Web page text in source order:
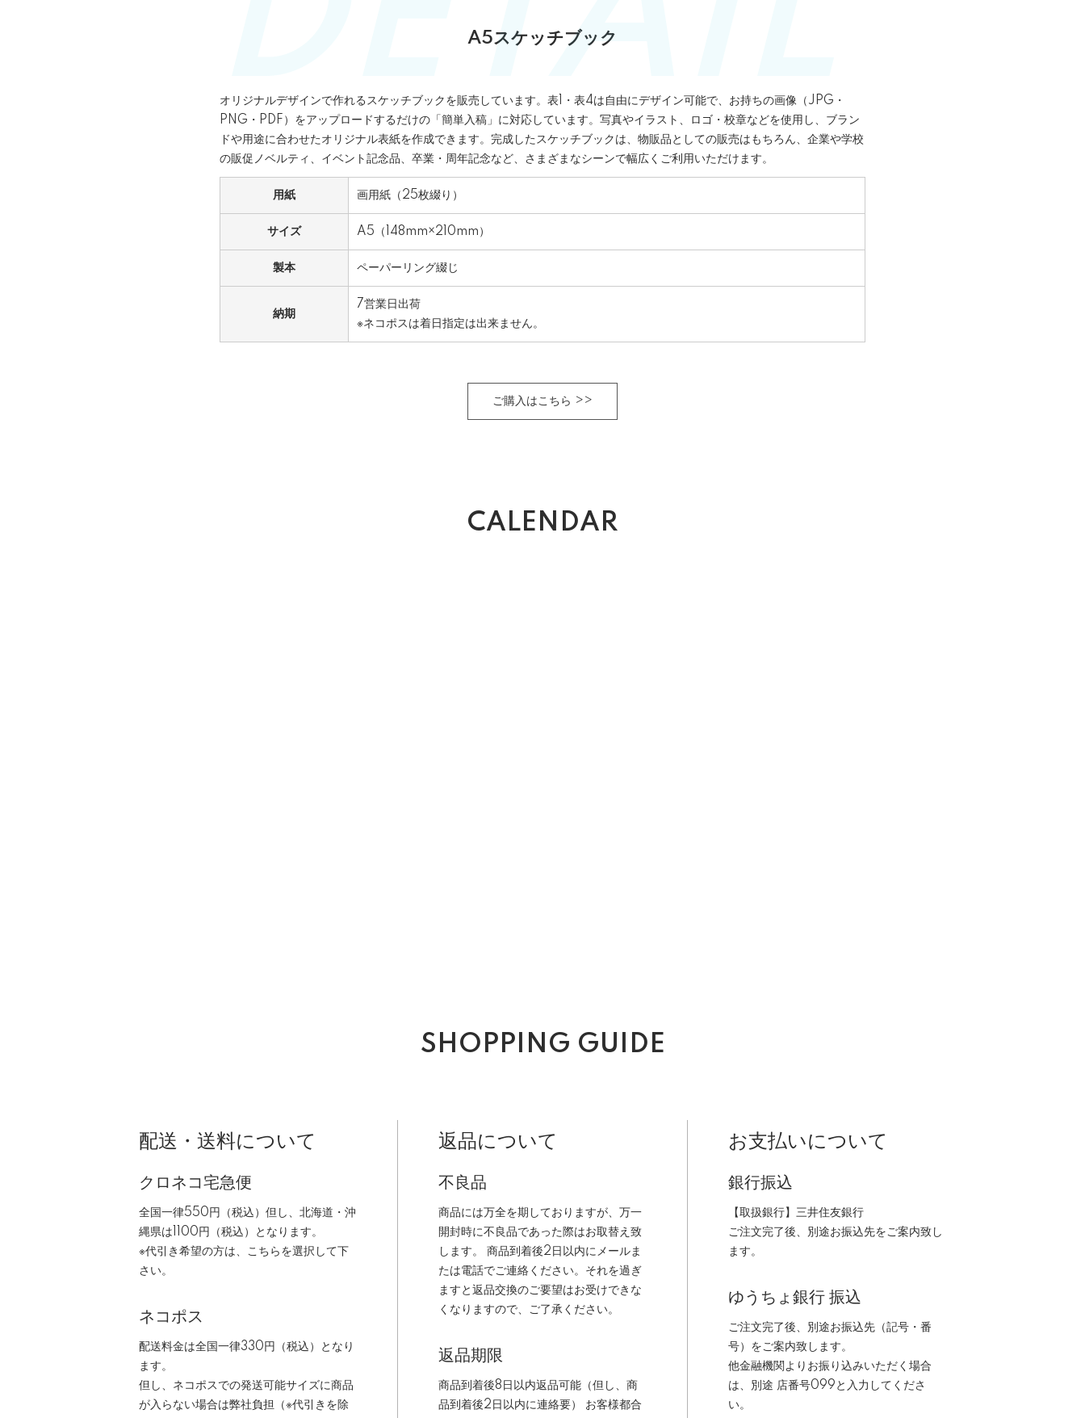
A5スケッチブック
オリジナルデザインで作れるスケッチブックを販売しています。表1・表4は自由にデザイン可能で、お持ちの画像（JPG・
PNG・PDF）をアップロードするだけの「簡単入稿」に対応しています。写真やイラスト、ロゴ・校章などを使用し、ブラン
ドや用途に合わせたオリジナル表紙を作成できます。完成したスケッチブックは、物販品としての販売はもちろん、企業や学校
の販促ノベルティ、イベント記念品、卒業・周年記念など、さまざまなシーンで幅広くご利用いただけます。
用紙 画用紙（25枚綴り）
サイズ A5（148mm×210mm）
製本 ペーパーリング綴じ
納期
7営業日出荷
※ネコポスは着日指定は出来ません。
ご購入はこちら >>
CALENDAR
SHOPPING GUIDE
配送・送料について
クロネコ宅急便
全国一律550円（税込）但し、北海道・沖
縄県は1100円（税込）となります。
※代引き希望の方は、こちらを選択して下
さい。
ネコポス
配送料金は全国一律330円（税込）となり
ます。
但し、ネコポスでの発送可能サイズに商品
が入らない場合は弊社負担（※代引きを除
返品について
不良品
商品には万全を期しておりますが、万一
開封時に不良品であった際はお取替え致
します。 商品到着後2日以内にメールま
たは電話でご連絡ください。それを過ぎ
ますと返品交換のご要望はお受けできな
くなりますので、ご了承ください。
返品期限
商品到着後8日以内返品可能（但し、商
品到着後2日以内に連絡要） お客様都合
お支払いについて
銀行振込
【取扱銀行】三井住友銀行
ご注文完了後、別途お振込先をご案内致し
ます。
ゆうちょ銀行 振込
ご注文完了後、別途お振込先（記号・番
号）をご案内致します。
他金融機関よりお振り込みいただく場合
は、別途 店番号099と入力してくださ
い。